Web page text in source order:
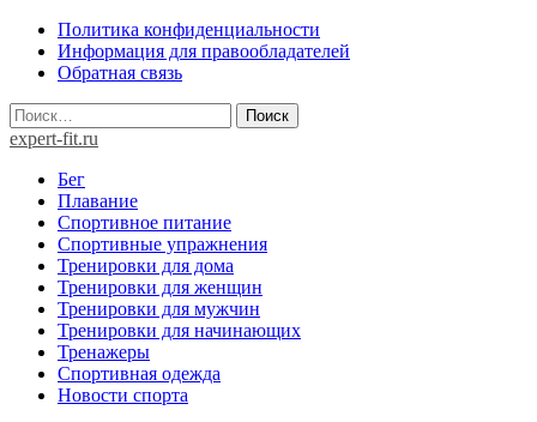
Skip
content
Политика конфиденциальности
Информация для правообладателей
Обратная связь
Найти:
expert-fit.ru
Бег
Плавание
Спортивное питание
Спортивные упражнения
Тренировки для дома
Тренировки для женщин
Тренировки для мужчин
Тренировки для начинающих
Тренажеры
Спортивная одежда
Новости спорта